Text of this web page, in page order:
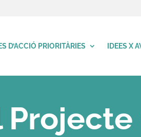
D’ACCIÓ PRIORITÀRIES IDEES X